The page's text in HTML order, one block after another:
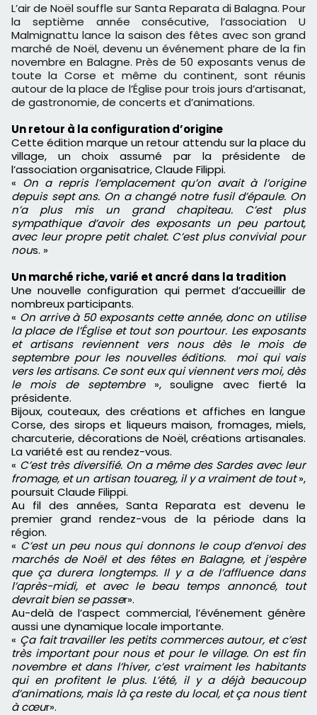
L’air de Noël souffle sur Santa Reparata di Balagna. Pour
la septième année consécutive, l’association U
Malmignattu lance la saison des fêtes avec son grand
marché de Noël, devenu un événement phare de la fin
novembre en Balagne. Près de 50 exposants venus de
toute la Corse et même du continent, sont réunis
autour de la place de l’Église pour trois jours d’artisanat,
de gastronomie, de concerts et d’animations.
Un retour à la configuration d’origine
Cette édition marque un retour attendu sur la place du
village, un choix assumé par la présidente de
l’association organisatrice, Claude Filippi.
« On a repris l’emplacement qu’on avait à l’origine
depuis sept ans. On a changé notre fusil d’épaule. On
n’a plus mis un grand chapiteau. C’est plus
sympathique d’avoir des exposants un peu partout,
avec leur propre petit chalet. C’est plus convivial pour
nous. »
Un marché riche, varié et ancré dans la tradition
Une nouvelle configuration qui permet d’accueillir de
nombreux participants.
« On arrive à 50 exposants cette année, donc on utilise
la place de l’Église et tout son pourtour. Les exposants
et artisans reviennent vers nous dès le mois de
septembre pour les nouvelles éditions. moi qui vais
vers les artisans. Ce sont eux qui viennent vers moi, dès
le mois de septembre», souligne avec fierté la
présidente.
Bijoux, couteaux, des créations et affiches en langue
Corse, des sirops et liqueurs maison, fromages, miels,
charcuterie, décorations de Noël, créations artisanales.
La variété est au rendez-vous.
« C’est très diversifié. On a même des Sardes avec leur
fromage, et un artisan touareg, il y a vraiment de tout»,
poursuit Claude Filippi.
Au fil des années, Santa Reparata est devenu le
premier grand rendez-vous de la période dans la
région.
« C’est un peu nous qui donnons le coup d’envoi des
marchés de Noël et des fêtes en Balagne, et j’espère
que ça durera longtemps. Il y a de l’affluence dans
l’après-midi, et avec le beau temps annoncé, tout
devrait bien se passer».
Au-delà de l’aspect commercial, l’événement génère
aussi une dynamique locale importante.
« Ça fait travailler les petits commerces autour, et c’est
très important pour nous et pour le village. On est fin
novembre et dans l’hiver, c’est vraiment les habitants
qui en profitent le plus. L’été, il y a déjà beaucoup
d’animations, mais là ça reste du local, et ça nous tient
à cœur».